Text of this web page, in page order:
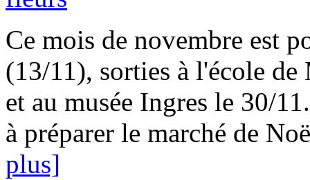
Ce mois de novembre est
(13/11), sorties à l'école
et au musée Ingres le 30/
à préparer le marché de
plus]